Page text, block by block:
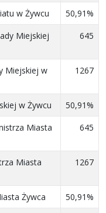
w Żywcu
50,91%
Miejskiej
645
Miejskiej w
1267
w Żywcu
50,91%
Miasta
645
Miasta
1267
Żywca
50,91%